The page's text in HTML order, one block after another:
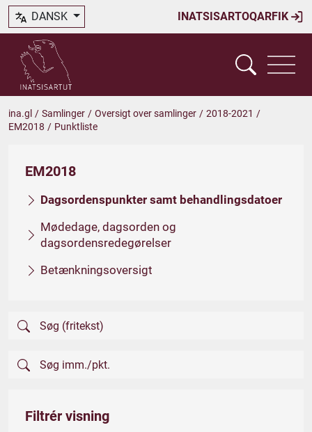
INATSISARTOQARFIK
DANSK
ina.gl / Samlinger / Oversigt over samlinger / 2018-2021 /
EM2018 / Punktliste
EM2018
Dagsordenspunkter samt behandlingsdatoer
Mødedage, dagsorden og
dagsordensredegørelser
Betænkningsoversigt
Filtrér visning